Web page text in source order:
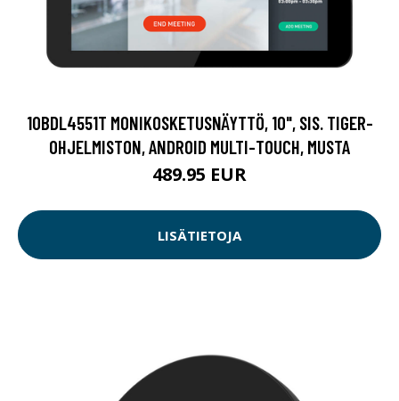
10BDL4551T MONIKOSKETUSNÄYTTÖ, 10", SIS. TIGER-
OHJELMISTON, ANDROID MULTI-TOUCH, MUSTA
489.95 EUR
LISÄTIETOJA